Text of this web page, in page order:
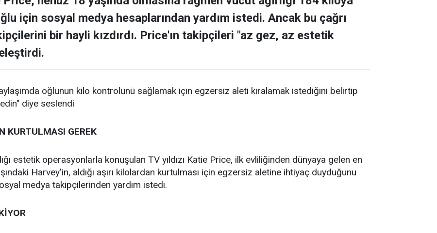
için sosyal medya hesaplarından yardım istedi. Ancak bu çağrı
bir hayli kızdırdı. Price'ın takipçileri "az gez, az estetik
paylaşımda oğlunun kilo kontrolünü sağlamak için egzersiz aleti kiralamak istediğini belirtip
diye seslendi
KURTULMASI GEREK
estetik operasyonlarla konuşulan TV yıldızı Katie Price, ilk evliliğinden dünyaya gelen en
Harvey'in, aldığı aşırı kilolardan kurtulması için egzersiz aletine ihtiyaç duyduğunu
medya takipçilerinden yardım istedi.